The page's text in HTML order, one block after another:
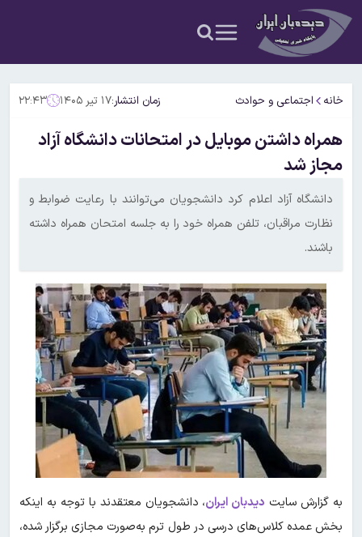
خانه اجتماعی و حوادث زمان انتشار:۱۷ تیر ۱۴۰۵ ۲۲:۴۳
همراه داشتن موبایل در امتحانات دانشگاه آزاد
مجاز شد
دانشگاه آزاد اعلام کرد دانشجویان می‌توانند با رعایت ضوابط و
نظارت مراقبان، تلفن همراه خود را به جلسه امتحان همراه داشته
باشند.
به گزارش سایت دیدبان ایران، دانشجویان معتقدند با توجه به اینکه
بخش عمده کلاس‌های درسی در طول ترم به‌صورت مجازی برگزار شده،